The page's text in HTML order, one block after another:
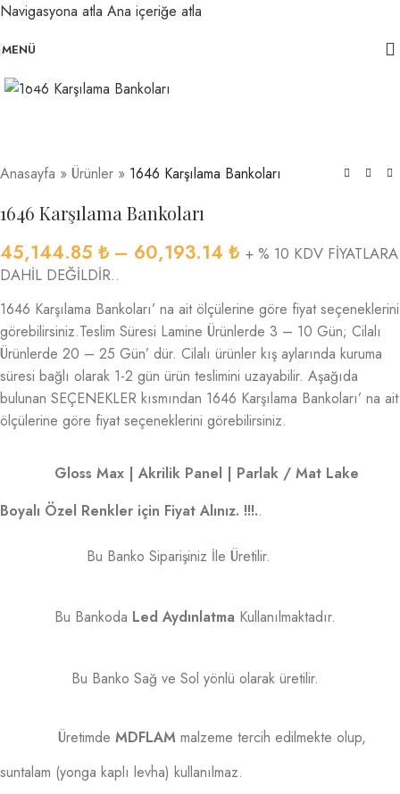
Navigasyona atla Ana içeriğe atla
MENÜ
Anasayfa » Ürünler » 1646 Karşılama Bankoları
1646 Karşılama Bankoları
45,144.85 ₺ – 60,193.14 ₺ + % 10 KDV FİYATLARA
DAHİL DEĞİLDİR..
1646 Karşılama Bankoları’ na ait ölçülerine göre fiyat seçeneklerini
görebilirsiniz.Teslim Süresi Lamine Ürünlerde 3 – 10 Gün; Cilalı
Ürünlerde 20 – 25 Gün’ dür. Cilalı ürünler kış aylarında kuruma
süresi bağlı olarak 1-2 gün ürün teslimini uzayabilir. Aşağıda
bulunan SEÇENEKLER kısmından 1646 Karşılama Bankoları’ na ait
ölçülerine göre fiyat seçeneklerini görebilirsiniz.
Gloss Max | Akrilik Panel | Parlak / Mat Lake
Boyalı Özel Renkler için Fiyat Alınız. !!!..
Bu Banko Siparişiniz İle Üretilir.
Bu Bankoda Led Aydınlatma Kullanılmaktadır.
Bu Banko Sağ ve Sol yönlü olarak üretilir.
Üretimde MDFLAM malzeme tercih edilmekte olup,
suntalam (yonga kaplı levha) kullanılmaz.